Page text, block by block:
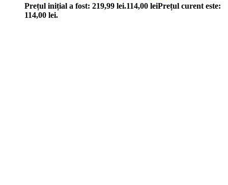
Prețul inițial a fost: 219,99 lei.114,00 leiPrețul curent este:
114,00 lei.